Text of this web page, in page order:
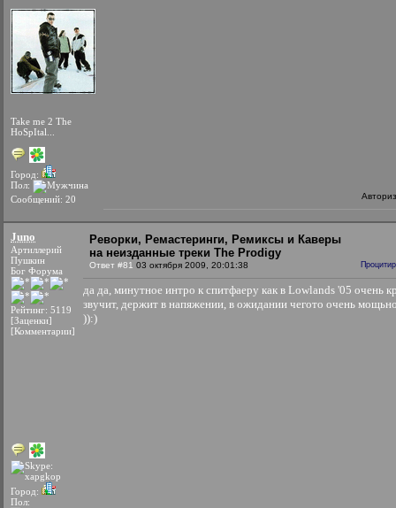
Take me 2 The
HoSpItal...
Город:
Пол:
Сообщений: 20
Juno
Артиллерий
Пушкин
Бог Форума
Рейтинг: 5119
[Заценки]
[Комментарии]
Город:
Пол:
Реворки, Ремастеринги, Ремиксы и Каверы
на неизданные треки The Prodigy
Ответ #81 03 октября 2009, 20:01:38
да да, минутное интро к спитфаеру как в Lowlands '05 очень
звучит, держит в напяжении, в ожидании чегото очень
)):)